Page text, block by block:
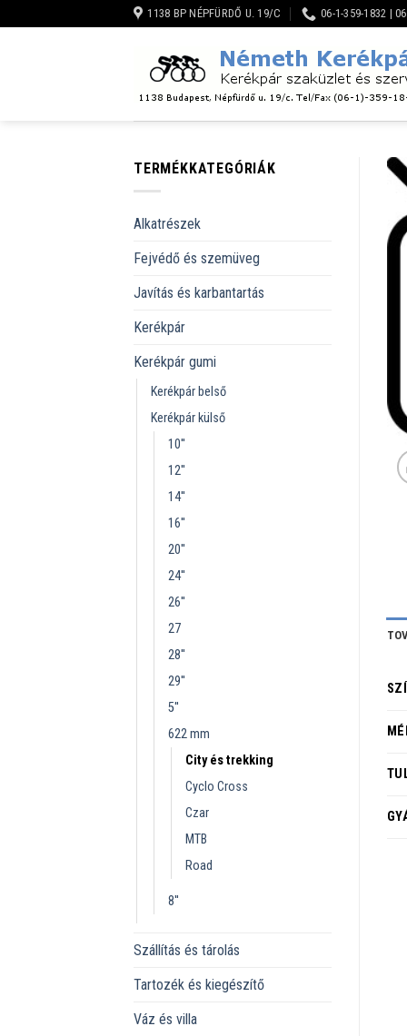
to
1138 BP NÉPFÜRDŐ U. 19/C 06-1-359-1832 |
TERMÉKKATEGÓRIÁK
Alkatrészek
Fejvédő és szemüveg
Javítás és karbantartás
Kerékpár
Kerékpár gumi
Kerékpár belső
Kerékpár külső
10''
12''
14''
16''
20''
24''
26''
27
28''
29''
5''
622 mm
City és trekking
Cyclo Cross
Czar
MTB
Road
8''
Szállítás és tárolás
Tartozék és kiegészítő
Váz és villa